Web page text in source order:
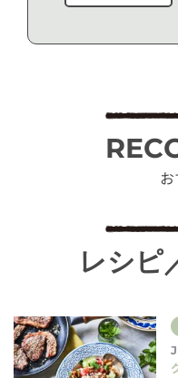
レシピ